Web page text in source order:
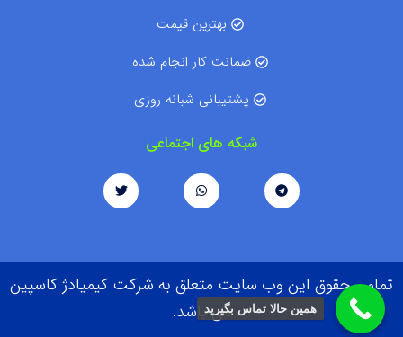
بهترین قیمت
ضمانت کار انجام شده
پشتیبانی شبانه روزی
شبکه های اجتماعی
تمامی حقوق این وب سایت متعلق به شرکت کیمیادژ کاسپین
می باشد.همین حالا تماس بگیرید